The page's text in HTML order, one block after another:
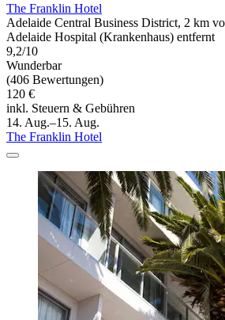
The Franklin Hotel
Adelaide Central Business District, 2 km
Adelaide Hospital (Krankenhaus) entfernt
9,2/10
Wunderbar
(406 Bewertungen)
120 €
inkl. Steuern & Gebühren
14. Aug.–15. Aug.
The Franklin Hotel